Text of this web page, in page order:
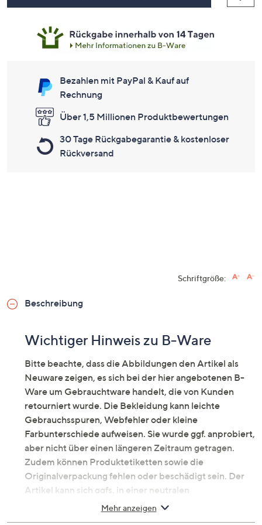
Bezahlen mit PayPal & Kauf auf
Rechnung
Über 1,5 Millionen Produktbewertungen
30 Tage Rückgabegarantie & kostenloser
Rückversand
Schriftgröße:
Beschreibung
Wichtiger Hinweis zu B-Ware
Bitte beachte, dass die Abbildungen den Artikel als
Neuware zeigen, es sich bei der hier angebotenen B-
Ware um Gebrauchtware handelt, die von Kunden
retourniert wurde. Die Bekleidung kann leichte
Gebrauchsspuren, Webfehler oder kleine
Farbunterschiede aufweisen. Sie wurde ggf. anprobiert,
aber nicht über einen längeren Zeitraum getragen.
Zudem können Produktetiketten sowie die
Originalverpackung fehlen oder beschädigt sein. Der
Artikel kann sich ggfs. in einer neutralen
Umverpackung befinden. Erfahre mehr unter dem
Mehr anzeigen